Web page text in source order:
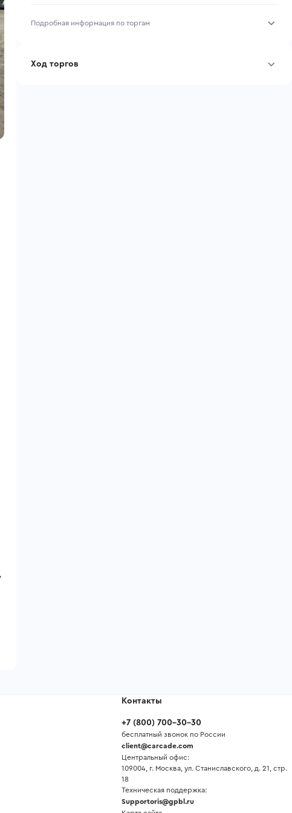
Подробная информация по торгам
Ход торгов
Контакты
+7 (800) 700-30-30
бесплатный звонок по России
client@carcade.com
Центральный офис:
109004, г. Москва, ул. Станиславского, д. 21, стр.
18
Техническая поддержка:
Supportoris@gpbl.ru